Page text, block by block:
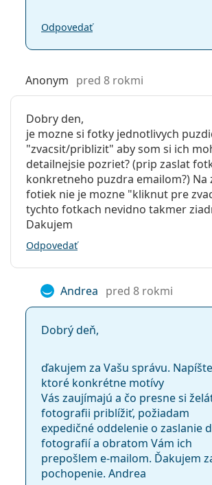
Odpovedať
Anonym pred 8 rokmi
Dobry den,
je mozne si fotky jednotlivych
"zvacsit/priblizit" aby som si ich
detailnejsie pozriet? (prip zaslat
konkretneho puzdra emailom?) Na
fotiek nie je mozne "kliknut pre
tychto fotkach nevidno takmer
Dakujem
Odpovedať
Andrea pred 8 rokmi
Dobrý deň,
ďakujem za Vašu správu.
ktoré konkrétne motívy
Vás zaujímajú a čo presne si
fotografii priblížiť, požiadam
expedičné oddelenie o zaslanie
fotografií a obratom Vám ich
prepošlem e-mailom. Ďakujem
pochopenie. Andrea